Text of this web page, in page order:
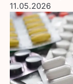
11.05.2026